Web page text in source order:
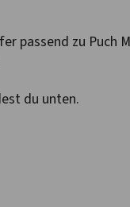
passend zu Puch
du unten.